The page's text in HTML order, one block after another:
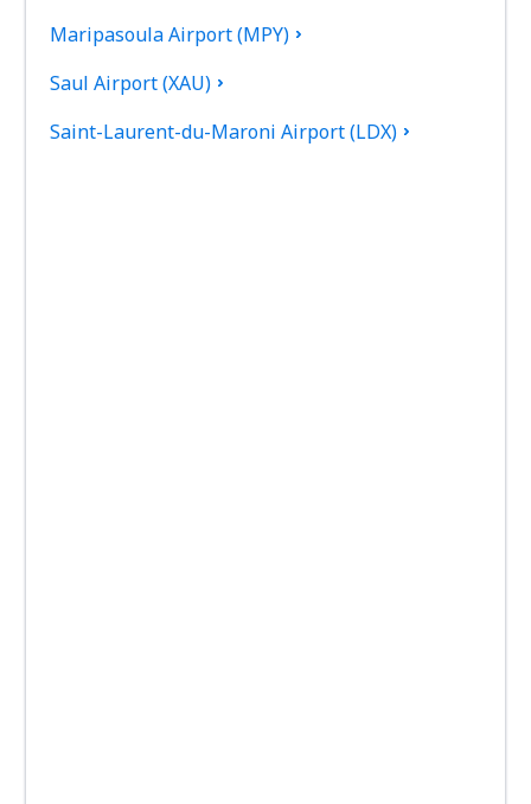
Maripasoula Airport (MPY)
Saul Airport (XAU)
Saint-Laurent-du-Maroni Airport (LDX)